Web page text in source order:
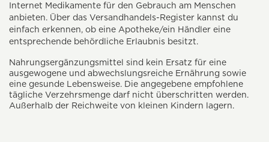
Internet Medikamente für den Gebrauch am Menschen
anbieten. Über das Versandhandels-Register kannst du
einfach erkennen, ob eine Apotheke/ein Händler eine
entsprechende behördliche Erlaubnis besitzt.
Nahrungsergänzungsmittel sind kein Ersatz für eine
ausgewogene und abwechslungsreiche Ernährung sowie
eine gesunde Lebensweise. Die angegebene empfohlene
tägliche Verzehrsmenge darf nicht überschritten werden.
Außerhalb der Reichweite von kleinen Kindern lagern.